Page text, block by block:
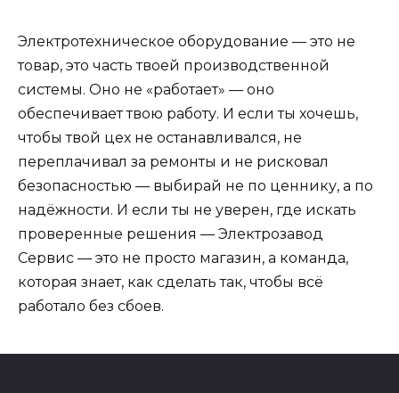
Электротехническое оборудование — это не
товар, это часть твоей производственной
системы. Оно не «работает» — оно
обеспечивает твою работу. И если ты хочешь,
чтобы твой цех не останавливался, не
переплачивал за ремонты и не рисковал
безопасностью — выбирай не по ценнику, а по
надёжности. И если ты не уверен, где искать
проверенные решения — Электрозавод
Сервис — это не просто магазин, а команда,
которая знает, как сделать так, чтобы всё
работало без сбоев.